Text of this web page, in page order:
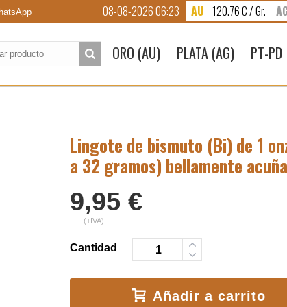
08-08-2026 06:23 AU 120.76 € / Gr.
ORO (AU) PLATA (AG) PT-PD
Lingote de bismuto (Bi) de 1
a 32 gramos) bellamente
9,95€
(+IVA)
Cantidad
Añadir a carrito